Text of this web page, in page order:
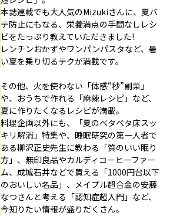
本誌連載でも大人気のMizukiさんに、夏バ
テ防止にもなる、栄養満点の手間なしレシ
ピをたっぷり教えていただきました!
レンチンおかずやワンパンパスタなど、暑
い夏を乗り切るテクが満載です。
その他、火を使わない「体感“秒”副菜」
や、おうちで作れる「麻辣レシピ」など、
夏に作りたくなるレシピが満載。
料理企画以外にも、「夏のベタベタ床スッ
キリ解消」特集や、睡眠研究の第一人者で
ある柳沢正史先生に教わる「質のいい眠り
方」、無印良品やカルディコーヒーファー
ム、成城石井などで買える「1000円台以下
のおいしい名品」、メイプル超合金の安藤
なつさんと考える「認知症超入門」など、
今知りたい情報が盛りだくさん。